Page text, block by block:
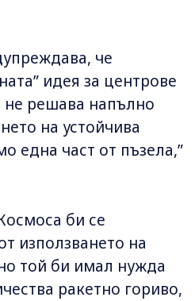
че
идея за центрове
не решава напълно
на устойчива
една част от пъзела,”
би се
използването на
той би имал нужда
ракетно гориво,